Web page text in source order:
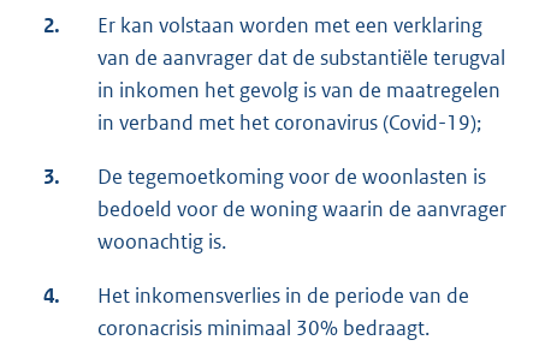
2.
Er kan volstaan worden met een verklaring
van de aanvrager dat de substantiële terugval
in inkomen het gevolg is van de maatregelen
in verband met het coronavirus (Covid-19);
3.
De tegemoetkoming voor de woonlasten is
bedoeld voor de woning waarin de aanvrager
woonachtig is.
4.
Het inkomensverlies in de periode van de
coronacrisis minimaal 30% bedraagt.